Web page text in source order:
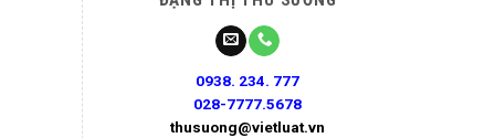
0938. 234. 777
028-7777.5678
thusuong@vietluat.vn